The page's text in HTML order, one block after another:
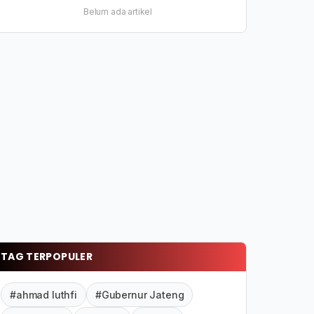
Belum ada artikel
TAG TERPOPULER
#ahmad luthfi #Gubernur Jateng